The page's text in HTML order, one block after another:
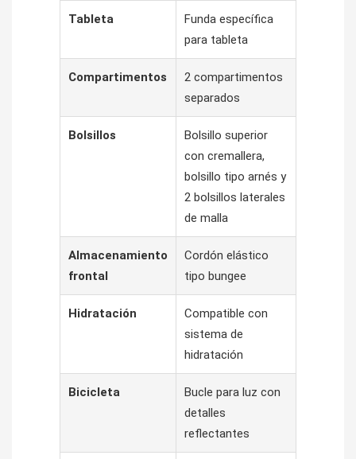
Tableta
Funda específica
para tableta
Compartimentos
2 compartimentos
separados
Bolsillos
Bolsillo superior
con cremallera,
bolsillo tipo arnés y
2 bolsillos laterales
de malla
Almacenamiento
frontal
Cordón elástico
tipo bungee
Hidratación
Compatible con
sistema de
hidratación
Bicicleta
Bucle para luz con
detalles
reflectantes